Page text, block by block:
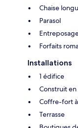
Chaise
Parasol
Forfaits
Installations
1 édifice
Construit en
Coffre-fort
Terrasse